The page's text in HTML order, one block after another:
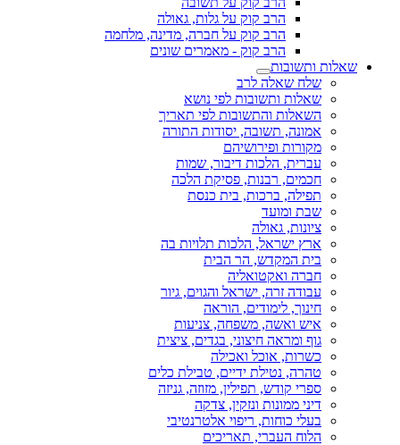
הרב קוק על גלות, גאולה
הרב קוק על חברה, מדינה, מלחמה
הרב קוק - מאמרים שונים
שאלות ותשובות
שלח שאלה לרב
שאלות ותשובות לפי נושא
השאלות והתשובות לפי תאריך
אמונה, תשובה, יסודות התורה
מקורות ופירושיהם
עברית, הלכות דיבור, שמות
חכמים, רבנות, פסיקת הלכה
תפילה, ברכות, בית כנסת
שבת ומועד
ציונות, גאולה
ארץ ישראל, הלכות תלויות בה
בית המקדש, הר הבית
חברה ואקטואליה
עבודה זרה, ישראל והגוים, גיור
חינוך, לימודים, הוראה
איש ואשה, משפחה, צניעות
גוף ומראה חיצוני, בגדים, ציצית
כשרות, אוכל ואכילה
טהרה, נטילת ידיים, טבילת כלים
ספרי קודש, תפילין, מזוזה, גניזה
דיני ממונות ונזקין, צדקה
בעלי כוחות, ריפוי אלטרנטיבי
הלוח העברי, תאריכים